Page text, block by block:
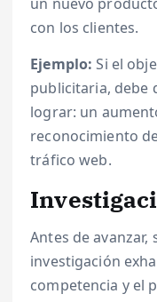
con los clientes.
Ejemplo: Si el
publicitaria, debe
lograr: un
reconocimiento
tráfico web.
Antes de avanzar,
investigación
competencia y el